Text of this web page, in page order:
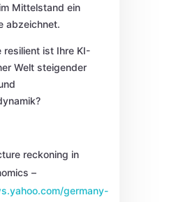
Mittelstand ein
abzeichnet.
resilient ist Ihre KI-
Welt steigender
reckoning in
–
germany-